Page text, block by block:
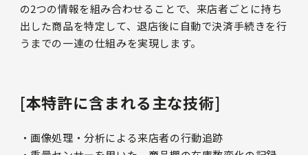
の2つの情報を組み合わせることで、来店者ごとに持ち
出した商品を特定して、退店後に自動で決済手続きを行
うまでの一連の仕組みを実現します。
[本特許に含まれる主な技術]
・画像処理・分析による来店者の行動追跡